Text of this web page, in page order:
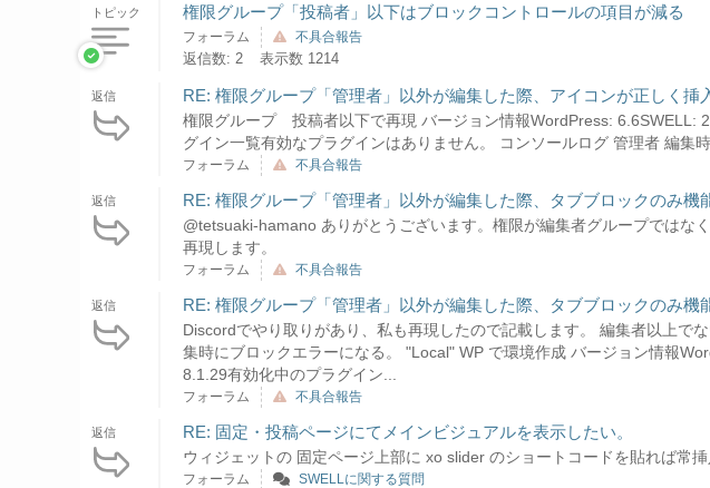
トピック 権限グループ「投稿者」以下はブロックコントロールの項目が減る
フォーラム 不具合報告
返信数: 2 表示数 1214
返信 RE: 権限グループ「管理者」以外が編集した際、アイコンが正しく挿
権限グループ 投稿者以下で再現 バージョン情報WordPress: 6.6SWELL:
グイン一覧有効なプラグインはありません。 コンソールログ 管理者 編集
フォーラム 不具合報告
返信 RE: 権限グループ「管理者」以外が編集した際、タブブロックのみ機
@tetsuaki-hamano ありがとうございます。権限が編集者グループではな
再現します。
フォーラム 不具合報告
返信 RE: 権限グループ「管理者」以外が編集した際、タブブロックのみ機
Discordでやり取りがあり、私も再現したので記載します。 編集者以上で
集時にブロックエラーになる。 "Local" WP で環境作成 バージョン情報
8.1.29有効化中のプラグイン...
フォーラム 不具合報告
返信 RE: 固定・投稿ページにてメインビジュアルを表示したい。
ウィジェットの 固定ページ上部に xo slider のショートコードを貼れば常
フォーラム SWELLに関する質問